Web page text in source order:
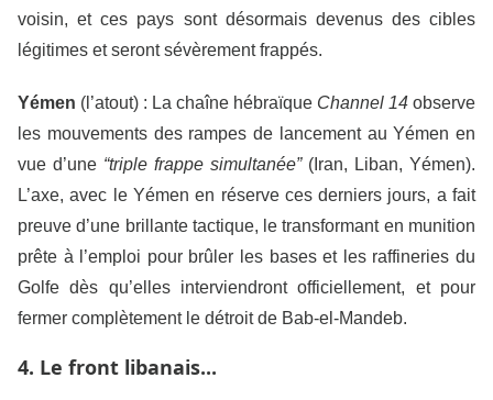
voisin, et ces pays sont désormais devenus des cibles
légitimes et seront sévèrement frappés.
Yémen (l’atout) : La chaîne hébraïque Channel 14 observe
les mouvements des rampes de lancement au Yémen en
vue d’une “triple frappe simultanée”(Iran, Liban, Yémen).
L’axe, avec le Yémen en réserve ces derniers jours, a fait
preuve d’une brillante tactique, le transformant en munition
prête à l’emploi pour brûler les bases et les raffineries du
Golfe dès qu’elles interviendront officiellement, et pour
fermer complètement le détroit de Bab-el-Mandeb.
4. Le front libanais...